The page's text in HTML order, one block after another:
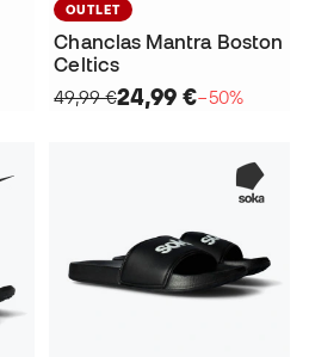
OUTLET
Chanclas Mantra Boston
Celtics
49,99 €24,99 €−50%